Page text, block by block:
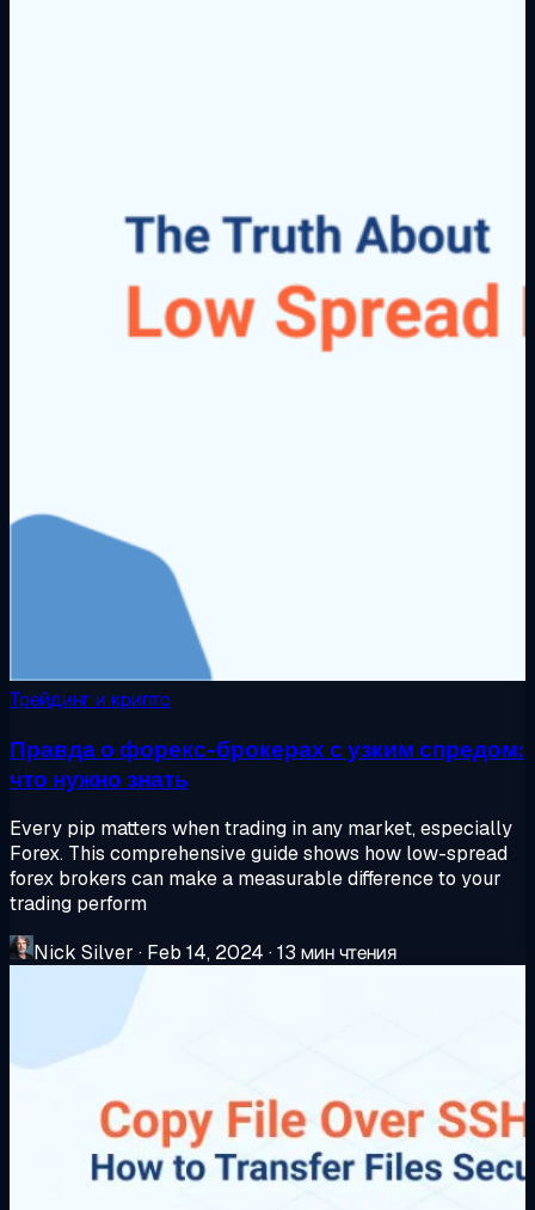
Трейдинг и крипто
Правда о форекс-брокерах с узким спредом:
что нужно знать
Every pip matters when trading in any market, especially
Forex. This comprehensive guide shows how low-spread
forex brokers can make a measurable difference to your
trading perform
Nick Silver · Feb 14, 2024 ·13 мин чтения